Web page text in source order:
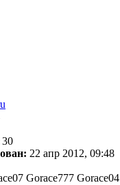
30
22 апр 2012, 09:48
Gorace777 Gorace04